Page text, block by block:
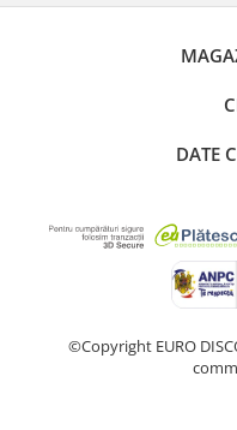
DATE
©Copyright EURO